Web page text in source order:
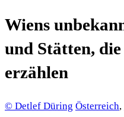
Wiens
und Stätten,
erzählen
© Detlef Düring Österreich,